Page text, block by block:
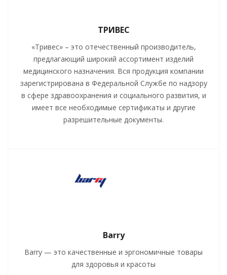
ТРИВЕС
«Тривес» – это отечественный производитель,
предлагающий широкий ассортимент изделий
медицинского назначения. Вся продукция компании
зарегистрирована в Федеральной Службе по надзору
в сфере здравоохранения и социального развития, и
имеет все необходимые сертификаты и другие
разрешительные документы.
Barry
Barry — это качественные и эргономичные товары
для здоровья и красоты